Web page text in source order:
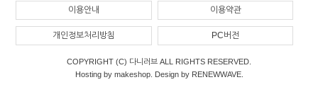
이용안내 이용약관
개인정보처리방침 PC버전
COPYRIGHT (C) 다니러브 ALL RIGHTS RESERVED.
Hosting by makeshop. Design by RENEWWAVE.